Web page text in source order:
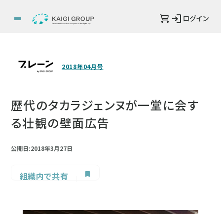
ログイン
2018年04月号
歴代のタカラジェンヌが一堂に会す
る壮観の壁面広告
公開日:2018年3月27日
組織内で共有